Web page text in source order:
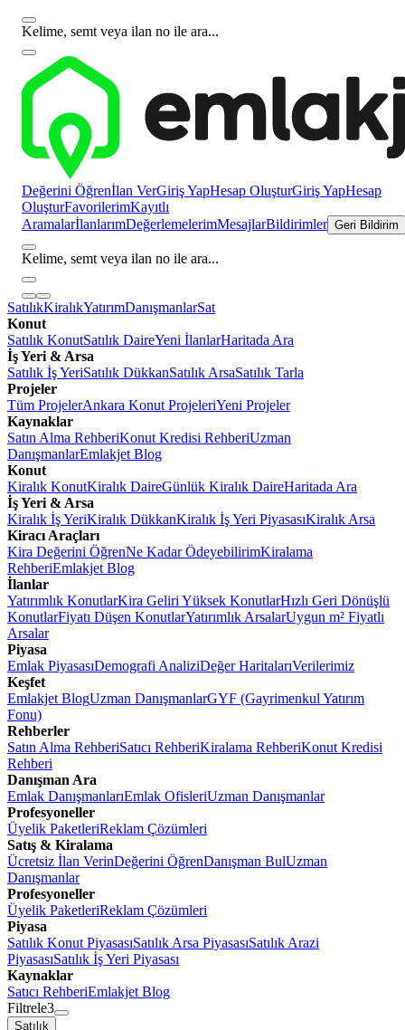
Kelime, semt veya ilan no ile ara...
Değerini Öğrenİlan VerGiriş YapHesap OluşturGiriş YapHesap
OluşturFavorilerimKayıtlı
AramalarİlanlarımDeğerlemelerimMesajlarBildirimler Geri Bildirim
Kelime, semt veya ilan no ile ara...
SatılıkKiralıkYatırımDanışmanlarSat
Konut
Satılık KonutSatılık DaireYeni İlanlarHaritada Ara
İş Yeri & Arsa
Satılık İş YeriSatılık DükkanSatılık ArsaSatılık Tarla
Projeler
Tüm ProjelerAnkara Konut ProjeleriYeni Projeler
Kaynaklar
Satın Alma RehberiKonut Kredisi RehberiUzman
DanışmanlarEmlakjet Blog
Konut
Kiralık KonutKiralık DaireGünlük Kiralık DaireHaritada Ara
İş Yeri & Arsa
Kiralık İş YeriKiralık DükkanKiralık İş Yeri PiyasasıKiralık Arsa
Kiracı Araçları
Kira Değerini ÖğrenNe Kadar ÖdeyebilirimKiralama
RehberiEmlakjet Blog
İlanlar
Yatırımlık KonutlarKira Geliri Yüksek KonutlarHızlı Geri Dönüşlü
KonutlarFiyatı Düşen KonutlarYatırımlık ArsalarUygun m² Fiyatlı
Arsalar
Piyasa
Emlak PiyasasıDemografi AnaliziDeğer HaritalarıVerilerimiz
Keşfet
Emlakjet BlogUzman DanışmanlarGYF (Gayrimenkul Yatırım
Fonu)
Rehberler
Satın Alma RehberiSatıcı RehberiKiralama RehberiKonut Kredisi
Rehberi
Danışman Ara
Emlak DanışmanlarıEmlak OfisleriUzman Danışmanlar
Profesyoneller
Üyelik PaketleriReklam Çözümleri
Satış & Kiralama
Ücretsiz İlan VerinDeğerini ÖğrenDanışman BulUzman
Danışmanlar
Profesyoneller
Üyelik PaketleriReklam Çözümleri
Piyasa
Satılık Konut PiyasasıSatılık Arsa PiyasasıSatılık Arazi
PiyasasıSatılık İş Yeri Piyasası
Kaynaklar
Satıcı RehberiEmlakjet Blog
Filtrele3
Satılık